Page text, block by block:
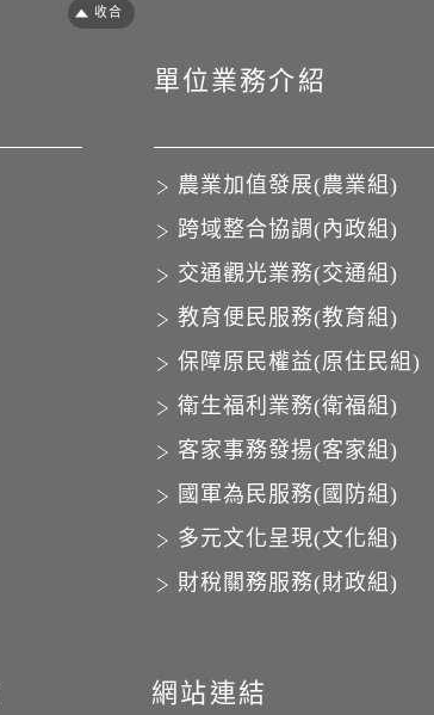
單位業務介紹
農業加值發展(農業組)
跨域整合協調(內政組)
交通觀光業務(交通組)
教育便民服務(教育組)
保障原民權益(原住民組)
衛生福利業務(衛福組)
客家事務發揚(客家組)
國軍為民服務(國防組)
多元文化呈現(文化組)
財稅關務服務(財政組)
網站連結